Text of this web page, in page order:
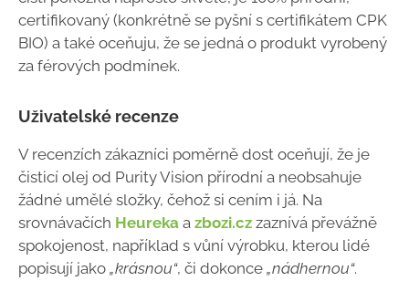
certifikovaný (konkrétně se pyšní s certifikátem CPK
BIO) a také oceňuju, že se jedná o produkt vyrobený
za férových podmínek.
Uživatelské recenze
V recenzích zákazníci poměrně dost oceňují, že je
čisticí olej od Purity Vision přírodní a neobsahuje
žádné umělé složky, čehož si cením i já. Na
srovnávačích Heureka a zbozi.cz zaznívá převážně
spokojenost, například s vůní výrobku, kterou lidé
popisují jako „krásnou“, či dokonce „nádhernou“.